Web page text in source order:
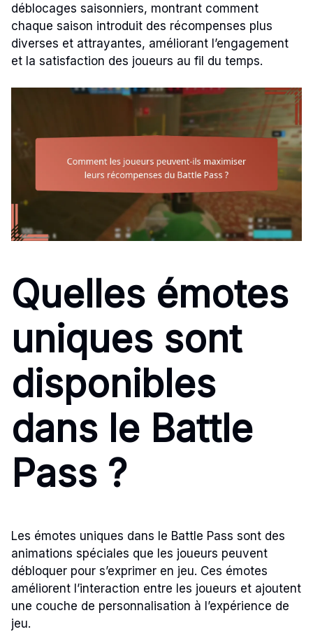
déblocages saisonniers, montrant comment
chaque saison introduit des récompenses plus
diverses et attrayantes, améliorant l’engagement
et la satisfaction des joueurs au fil du temps.
Quelles émotes
uniques sont
disponibles
dans le Battle
Pass ?
Les émotes uniques dans le Battle Pass sont des
animations spéciales que les joueurs peuvent
débloquer pour s’exprimer en jeu. Ces émotes
améliorent l’interaction entre les joueurs et ajoutent
une couche de personnalisation à l’expérience de
jeu.